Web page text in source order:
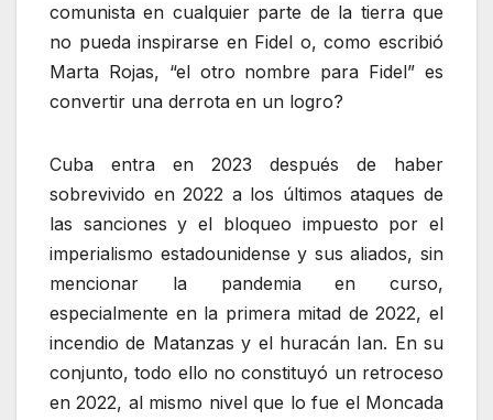
comunista en cualquier parte de la tierra que
no pueda inspirarse en Fidel o, como escribió
Marta Rojas, “el otro nombre para Fidel” es
convertir una derrota en un logro?
Cuba entra en 2023 después de haber
sobrevivido en 2022 a los últimos ataques de
las sanciones y el bloqueo impuesto por el
imperialismo estadounidense y sus aliados, sin
mencionar la pandemia en curso,
especialmente en la primera mitad de 2022, el
incendio de Matanzas y el huracán Ian. En su
conjunto, todo ello no constituyó un retroceso
en 2022, al mismo nivel que lo fue el Moncada